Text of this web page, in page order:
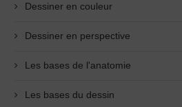
Dessiner en couleur
Dessiner en perspective
Les bases de l'anatomie
Les bases du dessin